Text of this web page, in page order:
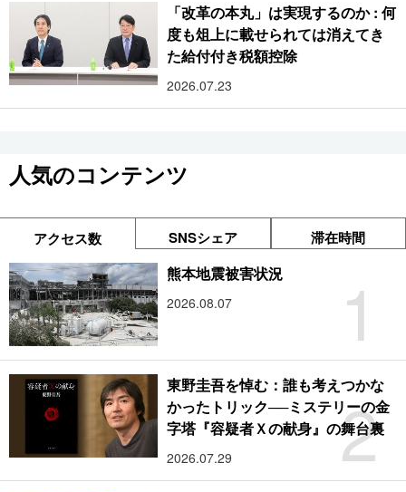
「改革の本丸」は実現するのか : 何
度も俎上に載せられては消えてき
た給付付き税額控除
2026.07.23
人気のコンテンツ
アクセス数 SNSシェア 滞在時間
1
熊本地震被害状況
2026.08.07
2
東野圭吾を悼む：誰も考えつかな
かったトリック──ミステリーの金
字塔『容疑者Ｘの献身』の舞台裏
2026.07.29